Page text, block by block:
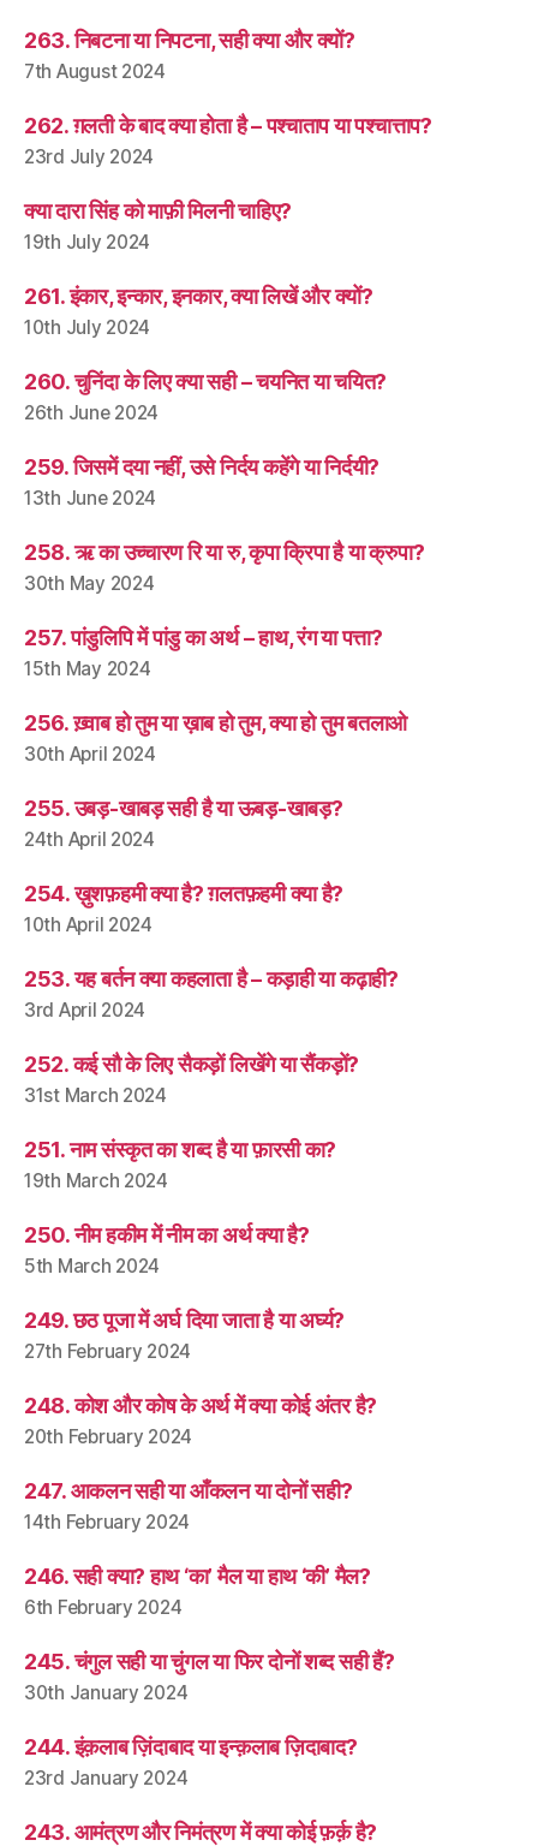
263. निबटना या निपटना, सही क्या और क्यों?
7th August 2024
262. ग़लती के बाद क्या होता है – पश्चाताप या पश्चात्ताप?
23rd July 2024
क्या दारा सिंह को माफ़ी मिलनी चाहिए?
19th July 2024
261. इंकार, इन्कार, इनकार, क्या लिखें और क्यों?
10th July 2024
260. चुनिंदा के लिए क्या सही – चयनित या चयित?
26th June 2024
259. जिसमें दया नहीं, उसे निर्दय कहेंगे या निर्दयी?
13th June 2024
258. ऋ का उच्चारण रि या रु, कृपा क्रिपा है या क्रुपा?
30th May 2024
257. पांडुलिपि में पांडु का अर्थ – हाथ, रंग या पत्ता?
15th May 2024
256. ख़्वाब हो तुम या ख़ाब हो तुम, क्या हो तुम बतलाओ
30th April 2024
255. उबड़-खाबड़ सही है या ऊबड़-खाबड़?
24th April 2024
254. ख़ुशफ़हमी क्या है? ग़लतफ़हमी क्या है?
10th April 2024
253. यह बर्तन क्या कहलाता है – कड़ाही या कढ़ाही?
3rd April 2024
252. कई सौ के लिए सैकड़ों लिखेंगे या सैंकड़ों?
31st March 2024
251. नाम संस्कृत का शब्द है या फ़ारसी का?
19th March 2024
250. नीम हकीम में नीम का अर्थ क्या है?
5th March 2024
249. छठ पूजा में अर्घ दिया जाता है या अर्घ्य?
27th February 2024
248. कोश और कोष के अर्थ में क्या कोई अंतर है?
20th February 2024
247. आकलन सही या आँकलन या दोनों सही?
14th February 2024
246. सही क्या? हाथ ‘का’ मैल या हाथ ‘की’ मैल?
6th February 2024
245. चंगुल सही या चुंगल या फिर दोनों शब्द सही हैं?
30th January 2024
244. इंक़लाब ज़िंदाबाद या इन्क़लाब ज़िदाबाद?
23rd January 2024
243. आमंत्रण और निमंत्रण में क्या कोई फ़र्क़ है?